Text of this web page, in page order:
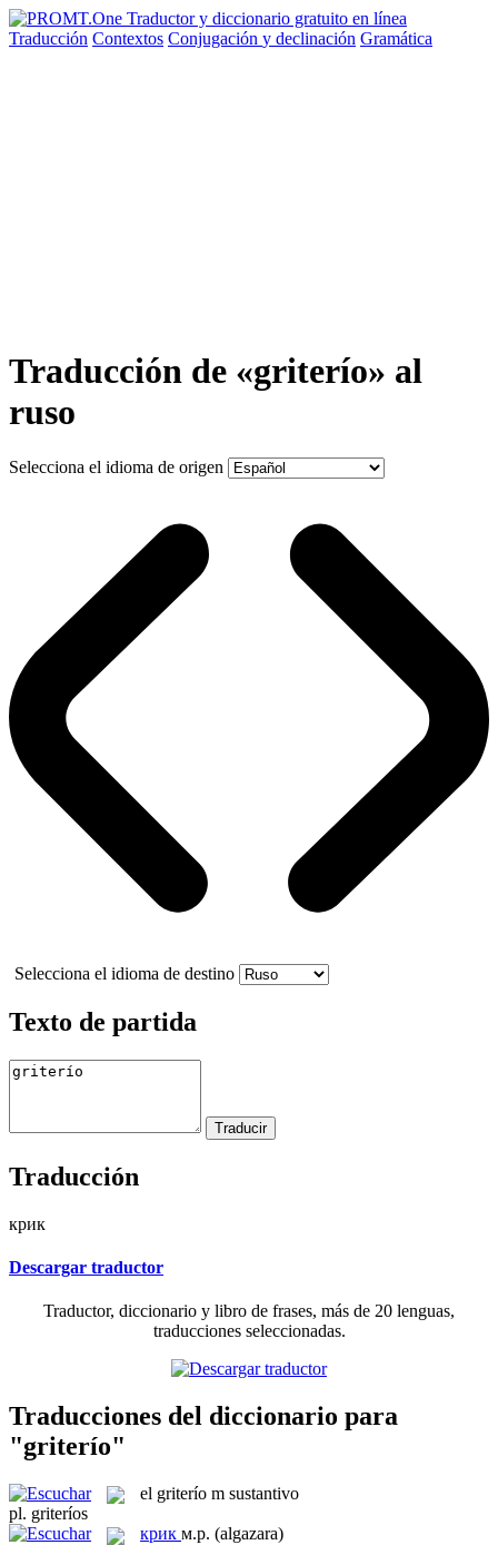
Traducción Contextos Conjugación y declinación Gramática
Traducción de «griterío» al
ruso
Selecciona el idioma de origen
Selecciona el idioma de destino
Texto de partida
Traducción
крик
Descargar traductor
Traductor, diccionario y libro de frases, más de 20 lenguas,
traducciones seleccionadas.
Traducciones del diccionario para
"griterío"
el griterío m sustantivo
pl. griteríos
крик м.р. (algazara)